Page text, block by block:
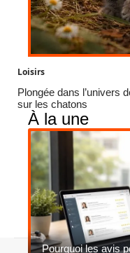
Loisirs
Plongée dans l’univers
sur les chatons
À la une
Pourquoi les avis